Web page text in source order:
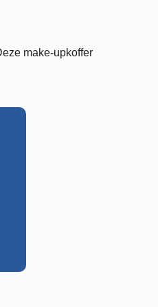
make-upkoffer